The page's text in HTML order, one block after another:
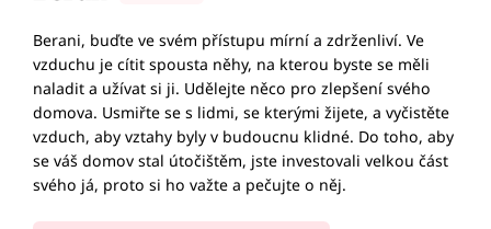
Berani, buďte ve svém přístupu mírní a zdrženliví. Ve
vzduchu je cítit spousta něhy, na kterou byste se měli
naladit a užívat si ji. Udělejte něco pro zlepšení svého
domova. Usmiřte se s lidmi, se kterými žijete, a vyčistěte
vzduch, aby vztahy byly v budoucnu klidné. Do toho, aby
se váš domov stal útočištěm, jste investovali velkou část
svého já, proto si ho važte a pečujte o něj.